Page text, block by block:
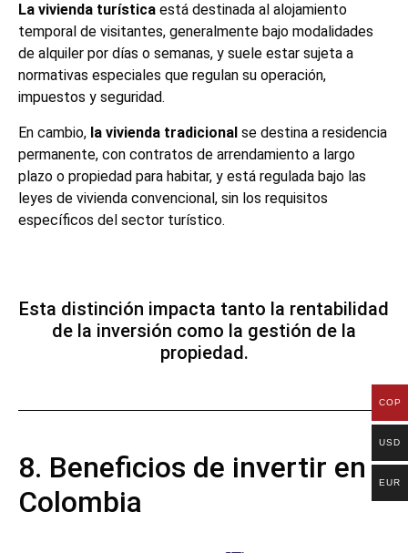
La vivienda turística está destinada al alojamiento
temporal de visitantes, generalmente bajo modalidades
de alquiler por días o semanas, y suele estar sujeta a
normativas especiales que regulan su operación,
impuestos y seguridad.
En cambio, la vivienda tradicional se destina a residencia
permanente, con contratos de arrendamiento a largo
plazo o propiedad para habitar, y está regulada bajo las
leyes de vivienda convencional, sin los requisitos
específicos del sector turístico.
Esta distinción impacta tanto la rentabilidad
de la inversión como la gestión de la
propiedad.
8. Beneficios de invertir en
Colombia
COP
USD
EUR